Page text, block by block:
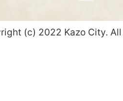
(c) 2022 Kazo City.